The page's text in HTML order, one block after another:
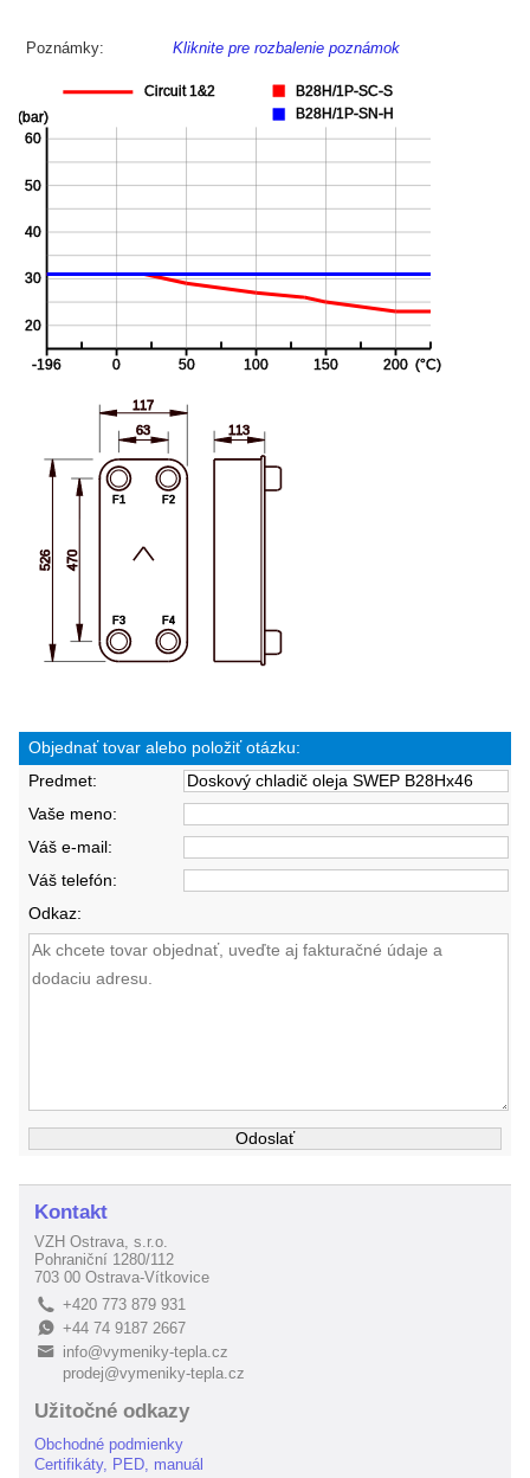
Poznámky: Kliknite pre rozbalenie poznámok
Objednať tovar alebo položiť otázku:
Predmet:
Vaše meno:
Váš e-mail:
Váš telefón:
Odkaz:
Kontakt
VZH Ostrava, s.r.o.
Pohraniční 1280/112
703 00 Ostrava-Vítkovice
L +420 773 879 931
E+44 74 9187 2667
B
info@vymeniky-tepla.cz
prodej@vymeniky-tepla.cz
Užitočné odkazy
Obchodné podmienky
Certifikáty, PED, manuál